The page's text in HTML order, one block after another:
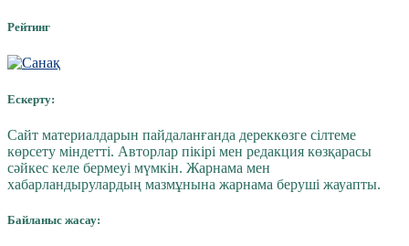
Рейтинг
Ескерту:
Сайт материалдарын пайдаланғанда дереккөзге сілтеме
көрсету міндетті. Авторлар пікірі мен редакция көзқарасы
сәйкес келе бермеуі мүмкін. Жарнама мен
хабарландырулардың мазмұнына жарнама беруші жауапты.
Байланыс жасау: